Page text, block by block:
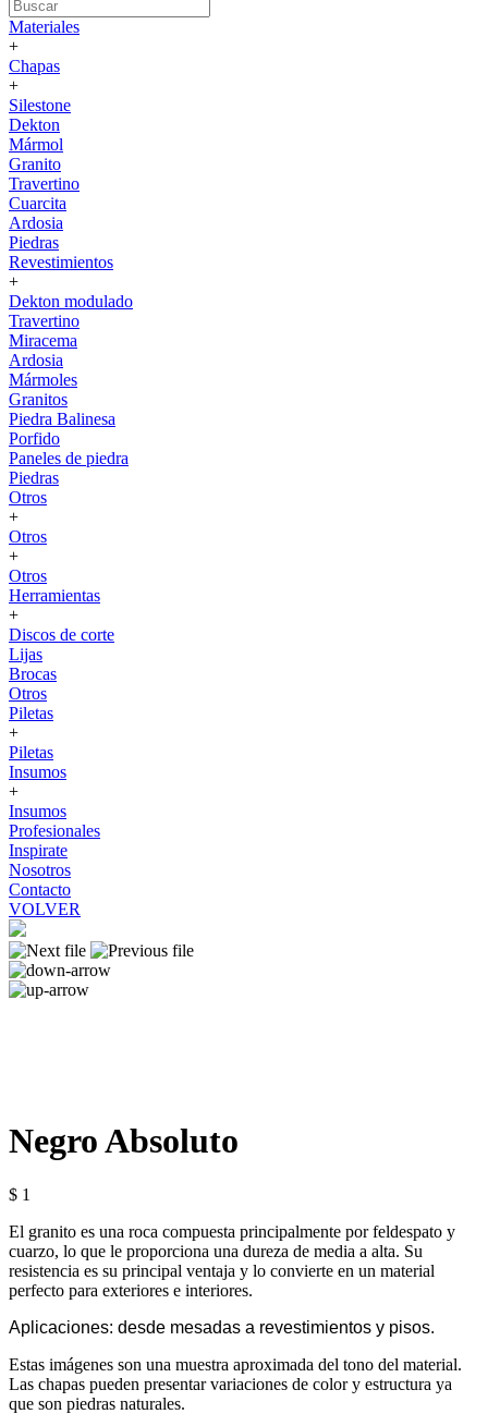
Materiales
+
Chapas
+
Silestone
Dekton
Mármol
Granito
Travertino
Cuarcita
Ardosia
Piedras
Revestimientos
+
Dekton modulado
Travertino
Miracema
Ardosia
Mármoles
Granitos
Piedra Balinesa
Porfido
Paneles de piedra
Piedras
Otros
+
Otros
+
Otros
Herramientas
+
Discos de corte
Lijas
Brocas
Otros
Piletas
+
Piletas
Insumos
+
Insumos
Profesionales
Inspirate
Nosotros
Contacto
VOLVER
Negro Absoluto
$ 1
El granito es una roca compuesta principalmente por feldespato y
cuarzo, lo que le proporciona una dureza de media a alta. Su
resistencia es su principal ventaja y lo convierte en un material
perfecto para exteriores e interiores.
Aplicaciones: desde mesadas a revestimientos y pisos.
Estas imágenes son una muestra aproximada del tono del material.
Las chapas pueden presentar variaciones de color y estructura ya
que son piedras naturales.